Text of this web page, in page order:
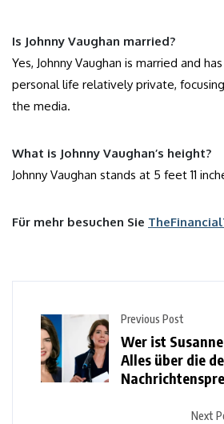
Is Johnny Vaughan married?
Yes, Johnny Vaughan is married and
personal life relatively private,
the media.
What is Johnny Vaughan’s height?
Johnny Vaughan stands at 5 feet 11
Für mehr besuchen Sie
Previous Post
Wer ist
Alles über die
Next